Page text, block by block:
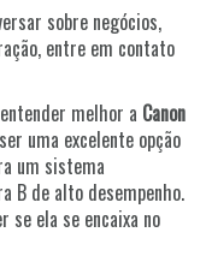
sobre negócios,
entre em contato
melhor a Canon
uma excelente opção
um sistema
B de alto desempenho.
se ela se encaixa no